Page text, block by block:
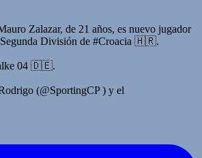
Zalazar, de 21 años, es nuevo jugador
División de #Croacia 🇭🇷.
04 🇩🇪.
(@SportingCP ) y el